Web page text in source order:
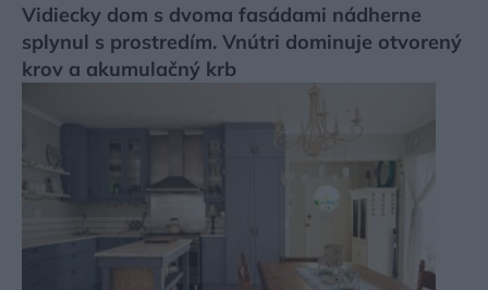
Vidiecky dom s dvoma fasádami nádherne
splynul s prostredím. Vnútri dominuje otvorený
krov a akumulačný krb